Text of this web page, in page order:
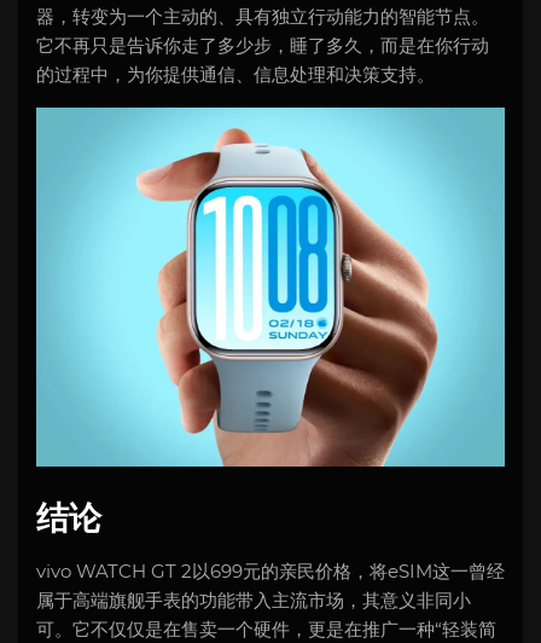
器，转变为一个主动的、具有独立行动能力的智能节点。
它不再只是告诉你走了多少步，睡了多久，而是在你行动
的过程中，为你提供通信、信息处理和决策支持。
结论
vivo WATCH GT 2以699元的亲民价格，将eSIM这一曾经
属于高端旗舰手表的功能带入主流市场，其意义非同小
可。它不仅仅是在售卖一个硬件，更是在推广一种“轻装简